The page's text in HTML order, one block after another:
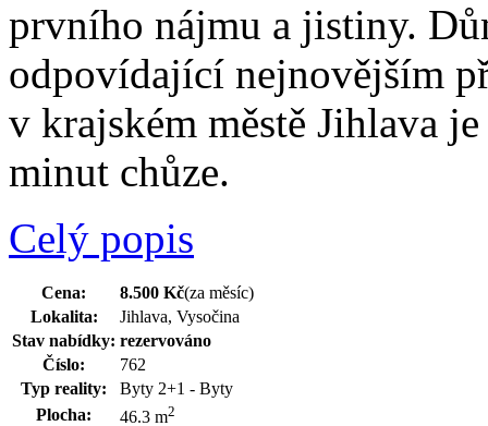
prvního nájmu a jistiny.
odpovídající nejnovějším
v krajském městě Jihlava
minut chůze.
Celý popis
Cena: 8.500 Kč(za měsíc)
Lokalita:
Jihlava, Vysočina
Stav nabídky: rezervováno
Číslo:
762
Typ reality:
Byty 2+1 - Byty
Plocha:
46.3 m2